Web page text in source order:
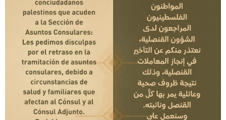
Embajada del Estado de
Palestina en Barcelona